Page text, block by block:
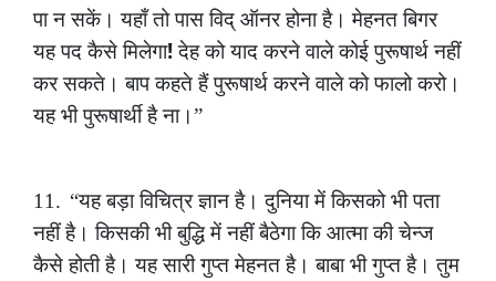
पा न सकें। यहाँ तो पास विद् ऑनर होना है। मेहनत बिगर
यह पद कैसे मिलेगा!देह को याद करने वाले कोई पुरूषार्थ नहीं
कर सकते। बाप कहते हैं पुरूषार्थ करने वाले को फालो करो।
यह भी पुरूषार्थी है ना।”
11. “यह बड़ा विचित्र ज्ञान है। दुनिया में किसको भी पता
नहीं है। किसकी भी बुद्धि में नहीं बैठेगा कि आत्मा की चेन्ज
कैसे होती है। यह सारी गुप्त मेहनत है। बाबा भी गुप्त है। तुम